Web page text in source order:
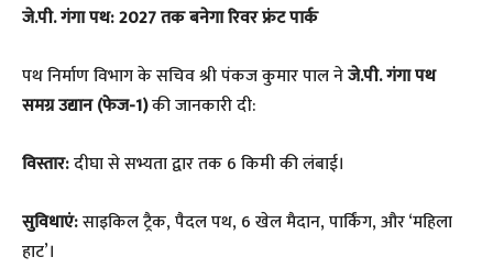
जे.पी. गंगा पथ: 2027 तक बनेगा रिवर फ्रंट पार्क
​पथ निर्माण विभाग के सचिव श्री पंकज कुमार पाल नेजे.पी. गंगा पथ
समग्र उद्यान (फेज-1)की जानकारी दी:
विस्तार:दीघा से सभ्यता द्वार तक 6 किमी की लंबाई।
सुविधाएं:साइकिल ट्रैक, पैदल पथ, 6 खेल मैदान, पार्किंग, और ‘महिला
हाट’।